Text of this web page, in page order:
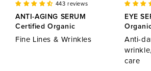
443 reviews
ANTI-AGING SERUM
Certified Organic
Fine Lines & Wrinkles
EYE
Anti-
care